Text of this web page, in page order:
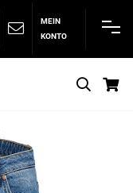
MEIN
KONTO